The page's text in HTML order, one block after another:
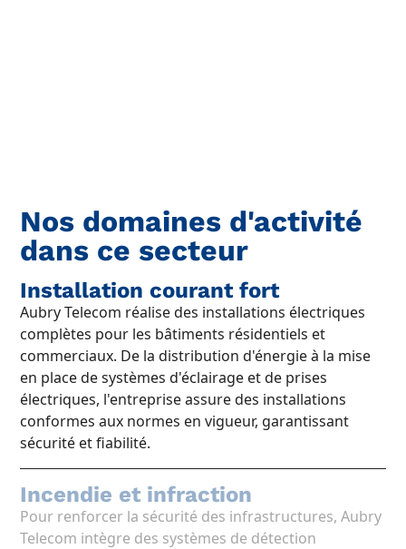
Nos domaines d'activité
dans ce secteur
Installation courant fort
Aubry Telecom réalise des installations électriques
complètes pour les bâtiments résidentiels et
commerciaux. De la distribution d'énergie à la mise
en place de systèmes d'éclairage et de prises
électriques, l'entreprise assure des installations
conformes aux normes en vigueur, garantissant
sécurité et fiabilité.
Incendie et infraction
Pour renforcer la sécurité des infrastructures, Aubry
Telecom intègre des systèmes de détection